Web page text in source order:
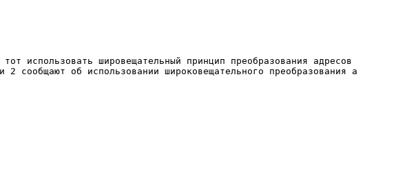
использовать шировещательный принцип преобразования адресов
об использовании широковещательного преобразования а